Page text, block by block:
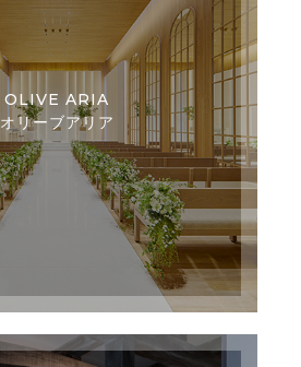
OLIVE ARIA
オリーブアリア